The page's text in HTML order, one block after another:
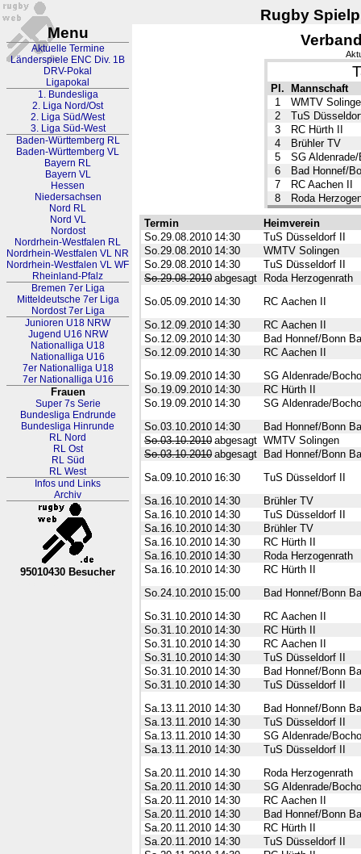
Rugby
Menu
Aktuelle Termine
Länderspiele ENC Div. 1B
DRV-Pokal
Ligapokal
1. Bundesliga
2. Liga Nord/Ost
2. Liga Süd/West
3. Liga Süd-West
Baden-Württemberg RL
Baden-Württemberg VL
Bayern RL
Bayern VL
Hessen
Niedersachsen
Nord RL
Nord VL
Nordost
Nordrhein-Westfalen RL
Nordrhein-Westfalen VL NR
Nordrhein-Westfalen VL WF
Rheinland-Pfalz
Bremen 7er Liga
Mitteldeutsche 7er Liga
Nordost 7er Liga
Junioren U18 NRW
Jugend U16 NRW
Nationalliga U18
Nationalliga U16
7er Nationalliga U18
7er Nationalliga U16
Frauen
Super 7s Serie
Bundesliga Endrunde
Bundesliga Hinrunde
RL Nord
RL Ost
RL Süd
RL West
Infos und Links
Archiv
95010430 Besucher
Pl.
Mannschaft
1
WMTV
2
TuS
3
RC Hürth II
4
Brühler TV
5
SG
6
Bad Honnef/
7
RC Aachen II
8
Roda
Termin
Heimverein
So.29.08.2010 14:30
TuS Düsseldorf II
So.29.08.2010 14:30
WMTV Solingen
So.29.08.2010 14:30
TuS Düsseldorf II
So.29.08.2010 abgesagt
Roda Herzogenrath
So.05.09.2010 14:30
RC Aachen II
So.12.09.2010 14:30
RC Aachen II
So.12.09.2010 14:30
Bad Honnef/Bonn
So.12.09.2010 14:30
RC Aachen II
So.19.09.2010 14:30
SG Aldenrade/
So.19.09.2010 14:30
RC Hürth II
So.19.09.2010 14:30
SG Aldenrade/
So.03.10.2010 14:30
Bad Honnef/Bonn
So.03.10.2010 abgesagt WMTV Solingen
So.03.10.2010 abgesagt
Bad Honnef/Bonn
Sa.09.10.2010 16:30
TuS Düsseldorf II
Sa.16.10.2010 14:30
Brühler TV
Sa.16.10.2010 14:30
TuS Düsseldorf II
Sa.16.10.2010 14:30
Brühler TV
Sa.16.10.2010 14:30
RC Hürth II
Sa.16.10.2010 14:30
Roda Herzogenrath
Sa.16.10.2010 14:30
RC Hürth II
So.24.10.2010 15:00
Bad Honnef/Bonn
So.31.10.2010 14:30
RC Aachen II
So.31.10.2010 14:30
RC Hürth II
So.31.10.2010 14:30
RC Aachen II
So.31.10.2010 14:30
TuS Düsseldorf II
So.31.10.2010 14:30
Bad Honnef/Bonn
So.31.10.2010 14:30
TuS Düsseldorf II
Sa.13.11.2010 14:30
Bad Honnef/Bonn
Sa.13.11.2010 14:30
TuS Düsseldorf II
Sa.13.11.2010 14:30
SG Aldenrade/
Sa.13.11.2010 14:30
TuS Düsseldorf II
Sa.20.11.2010 14:30
Roda Herzogenrath
Sa.20.11.2010 14:30
SG Aldenrade/
Sa.20.11.2010 14:30
RC Aachen II
Sa.20.11.2010 14:30
Bad Honnef/Bonn
Sa.20.11.2010 14:30
RC Hürth II
Sa.20.11.2010 14:30
TuS Düsseldorf II